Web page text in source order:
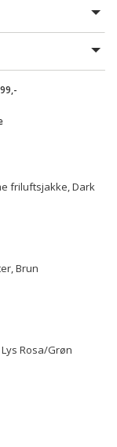
friluftsjakke, Dark
Brun
Rosa/Grøn